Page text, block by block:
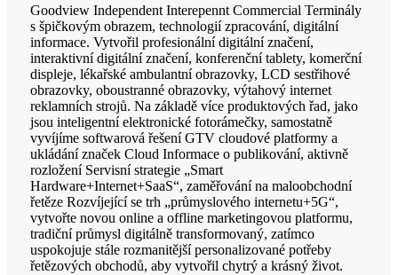
Goodview Independent Interepennt Commercial Terminály
s špičkovým obrazem, technologií zpracování, digitální
informace. Vytvořil profesionální digitální značení,
interaktivní digitální značení, konferenční tablety, komerční
displeje, lékařské ambulantní obrazovky, LCD sestřihové
obrazovky, oboustranné obrazovky, výtahový internet
reklamních strojů. Na základě více produktových řad, jako
jsou inteligentní elektronické fotorámečky, samostatně
vyvíjíme softwarová řešení GTV cloudové platformy a
ukládání značek Cloud Informace o publikování, aktivně
rozložení Servisní strategie „Smart
Hardware+Internet+SaaS“, zaměřování na maloobchodní
řetěze Rozvíjející se trh „průmyslového internetu+5G“,
vytvořte novou online a offline marketingovou platformu,
tradiční průmysl digitálně transformovaný, zatímco
uspokojuje stále rozmanitější personalizované potřeby
řetězových obchodů, aby vytvořil chytrý a krásný život.